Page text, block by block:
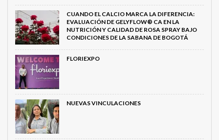
CUANDO EL CALCIO MARCA LA DIFERENCIA:
EVALUACIÓN DE GELYFLOW® CA EN LA
NUTRICIÓN Y CALIDAD DE ROSA SPRAY BAJO
CONDICIONES DE LA SABANA DE BOGOTÁ
FLORIEXPO
NUEVAS VINCULACIONES